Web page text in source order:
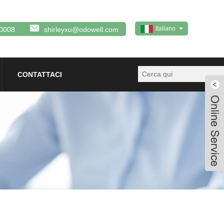
Italiano
shirleyxu@odowell.com
CONTATTACI